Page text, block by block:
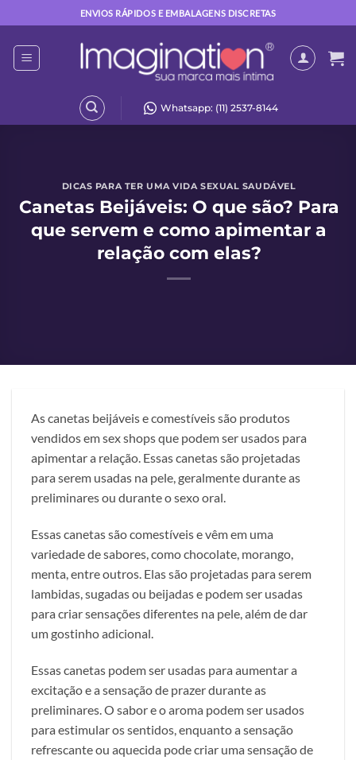
to
content
ENVIOS RÁPIDOS E EMBALAGENS DISCRETAS
Whatsapp: (11) 2537-8144
DICAS PARA TER UMA VIDA SEXUAL SAUDÁVEL
Canetas Beijáveis: O que são? Para
que servem e como apimentar a
relação com elas?
As canetas beijáveis e comestíveis são produtos
vendidos em sex shops que podem ser usados para
apimentar a relação. Essas canetas são projetadas
para serem usadas na pele, geralmente durante as
preliminares ou durante o sexo oral.
Essas canetas são comestíveis e vêm em uma
variedade de sabores, como chocolate, morango,
menta, entre outros. Elas são projetadas para serem
lambidas, sugadas ou beijadas e podem ser usadas
para criar sensações diferentes na pele, além de dar
um gostinho adicional.
Essas canetas podem ser usadas para aumentar a
excitação e a sensação de prazer durante as
preliminares. O sabor e o aroma podem ser usados
para estimular os sentidos, enquanto a sensação
refrescante ou aquecida pode criar uma sensação de